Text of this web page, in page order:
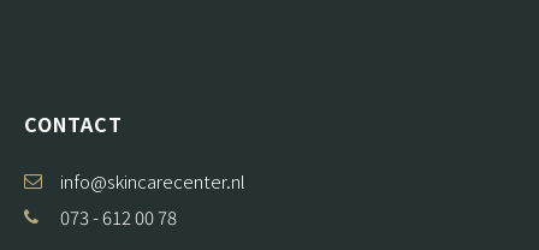
CONTACT
info@skincarecenter.nl
073 - 612 00 78